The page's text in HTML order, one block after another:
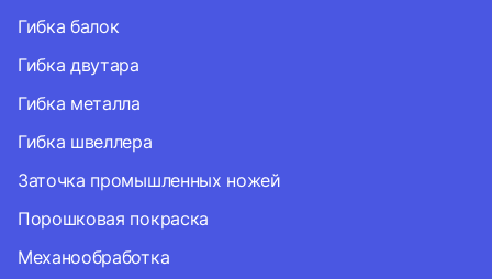
Гибка балок
Гибка двутара
Гибка металла
Гибка швеллера
Заточка промышленных ножей
Порошковая покраска
Механообработка